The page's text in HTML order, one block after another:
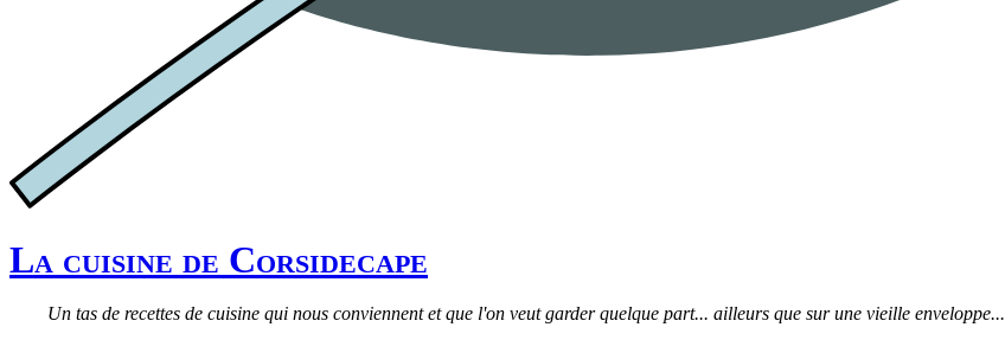
La cuisine de Corsidecape
Un tas de recettes de cuisine qui nous conviennent et que l'on veut garder quelque part... ailleurs que sur une vieille enveloppe...